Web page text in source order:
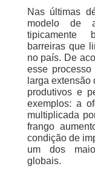
Nas últimas
modelo de
tipicamente
barreiras que
no país. De
esse
larga
produtivos e
exemplos: a
multiplicada
frango
condição de
um dos
globais.